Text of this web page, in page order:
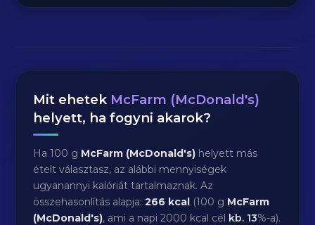
Mit ehetek McFarm (McDonald's)
helyett, ha fogyni akarok?
Ha 100 g McFarm (McDonald's) helyett más
ételt választasz, az alábbi mennyiségek
ugyanannyi kalóriát tartalmaznak. Az
összehasonlítás alapja:266 kcal (100 g McFarm
(McDonald's), ami a napi 2000 kcal cél kb. 13%-a).